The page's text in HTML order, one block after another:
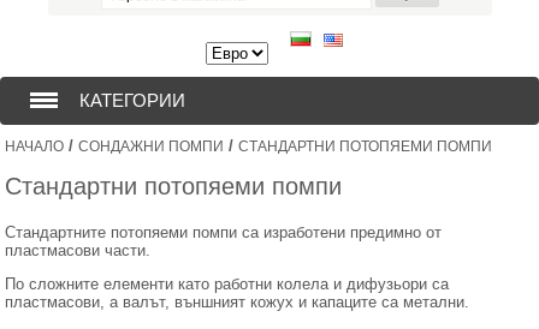
КАТЕГОРИИ
СОНДАЖНИ ПОМПИ (376)
НАЧАЛО / СОНДАЖНИ ПОМПИ / СТАНДАРТНИ ПОТОПЯЕМИ ПОМПИ
Стандартни потопяеми помпи
Стандартните потопяеми помпи са изработени предимно от
пластмасови части.
По сложните елементи като работни колела и дифузьори са
пластмасови, а валът, външният кожух и капаците са метални.